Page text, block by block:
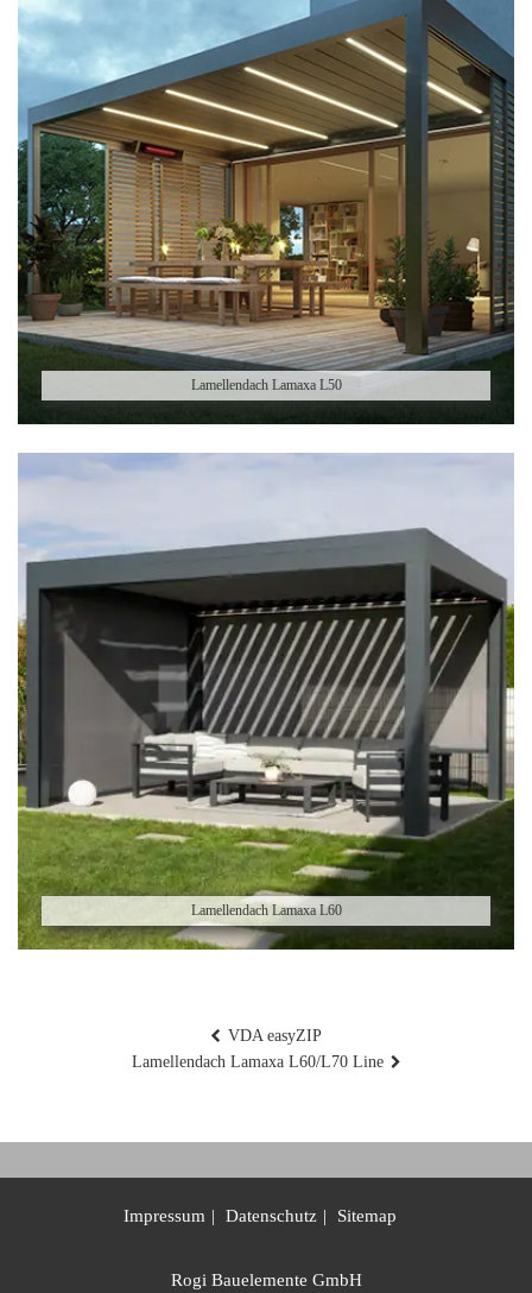
Lamellendach Lamaxa L50
Lamellendach Lamaxa L60
VDA easyZIP
Lamellendach Lamaxa L60/L70 Line
Impressum Datenschutz Sitemap
Rogi Bauelemente GmbH